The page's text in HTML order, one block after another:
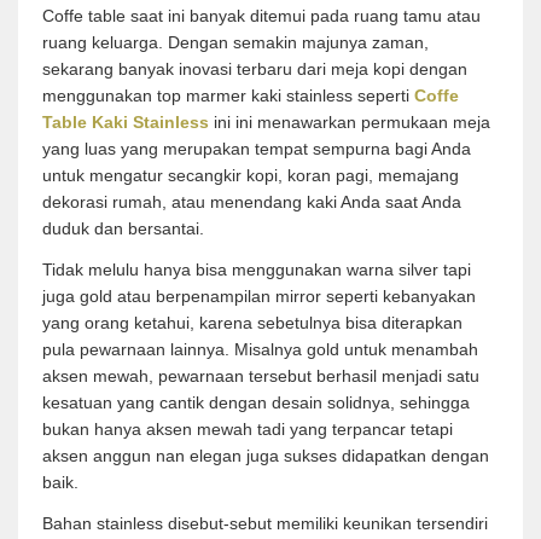
Coffe table saat ini banyak ditemui pada ruang tamu atau
ruang keluarga. Dengan semakin majunya zaman,
sekarang banyak inovasi terbaru dari meja kopi dengan
menggunakan top marmer kaki stainless seperti Coffe
Table Kaki Stainless ini ini menawarkan permukaan meja
yang luas yang merupakan tempat sempurna bagi Anda
untuk mengatur secangkir kopi, koran pagi, memajang
dekorasi rumah, atau menendang kaki Anda saat Anda
duduk dan bersantai.
Tidak melulu hanya bisa menggunakan warna silver tapi
juga gold atau berpenampilan mirror seperti kebanyakan
yang orang ketahui, karena sebetulnya bisa diterapkan
pula pewarnaan lainnya. Misalnya gold untuk menambah
aksen mewah, pewarnaan tersebut berhasil menjadi satu
kesatuan yang cantik dengan desain solidnya, sehingga
bukan hanya aksen mewah tadi yang terpancar tetapi
aksen anggun nan elegan juga sukses didapatkan dengan
baik.
Bahan stainless disebut-sebut memiliki keunikan tersendiri